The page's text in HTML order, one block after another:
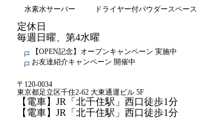
水素水サーバー ドライヤー付パウダースペース
定休日
毎週日曜、第4水曜
【OPEN記念】オープンキャンペーン 実施中
お友達紹介キャンペーン 開催中
〒 120-0034
東京都足立区千住2-62 大東通運ビル 5F
【電車】JR「北千住駅」西口徒歩1分
【電車】JR「北千住駅」西口徒歩1分